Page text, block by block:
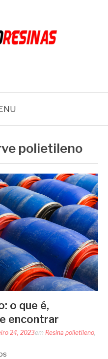
polietileno
o que é,
encontrar
24, 2023em Resina polietileno,